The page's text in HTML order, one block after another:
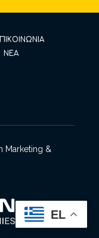
ΝΕΑ
Marketing &
EL